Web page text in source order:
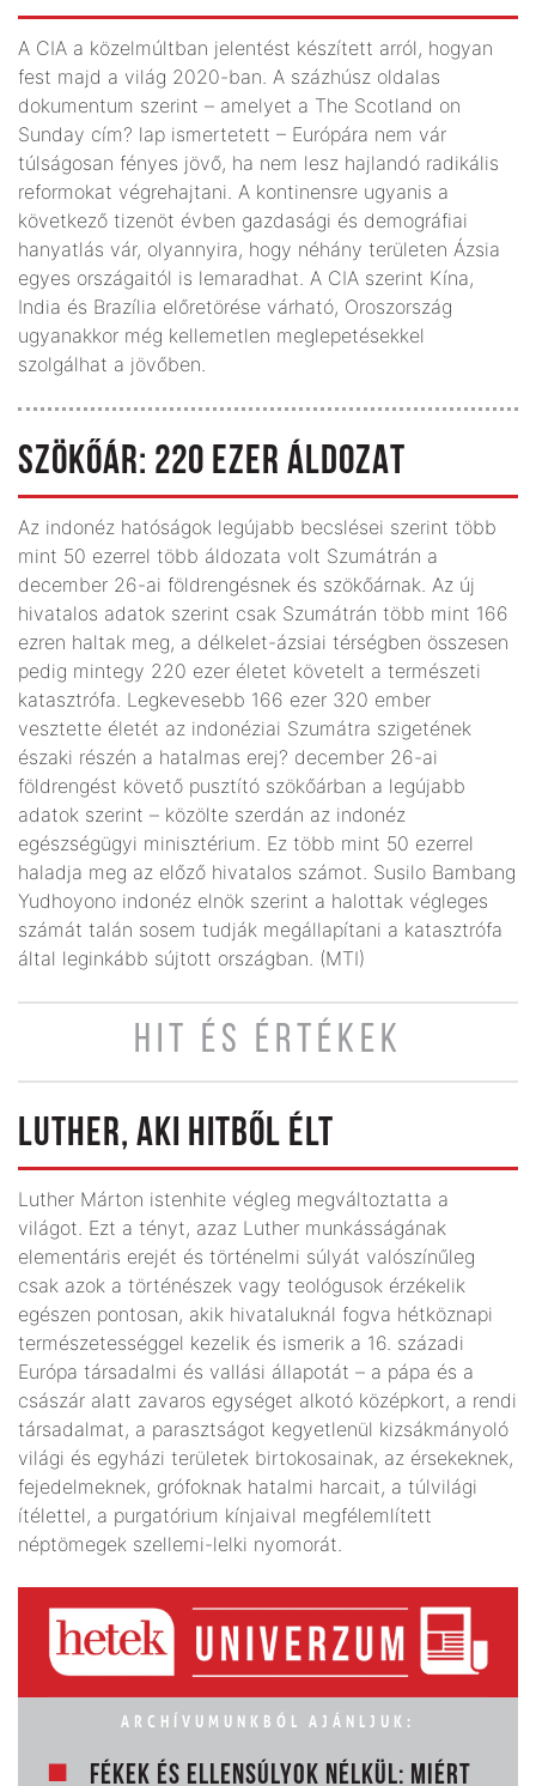
A CIA a közelmúltban jelentést készített arról, hogyan
fest majd a világ 2020-ban. A százhúsz oldalas
dokumentum szerint – amelyet a The Scotland on
Sunday cím? lap ismertetett – Európára nem vár
túlságosan fényes jövő, ha nem lesz hajlandó radikális
reformokat végrehajtani. A kontinensre ugyanis a
következő tizenöt évben gazdasági és demográfiai
hanyatlás vár, olyannyira, hogy néhány területen Ázsia
egyes országaitól is lemaradhat. A CIA szerint Kína,
India és Brazília előretörése várható, Oroszország
ugyanakkor még kellemetlen meglepetésekkel
szolgálhat a jövőben.
SZÖKŐÁR: 220 EZER ÁLDOZAT
Az indonéz hatóságok legújabb becslései szerint több
mint 50 ezerrel több áldozata volt Szumátrán a
december 26-ai földrengésnek és szökőárnak. Az új
hivatalos adatok szerint csak Szumátrán több mint 166
ezren haltak meg, a délkelet-ázsiai térségben összesen
pedig mintegy 220 ezer életet követelt a természeti
katasztrófa. Legkevesebb 166 ezer 320 ember
vesztette életét az indonéziai Szumátra szigetének
északi részén a hatalmas erej? december 26-ai
földrengést követő pusztító szökőárban a legújabb
adatok szerint – közölte szerdán az indonéz
egészségügyi minisztérium. Ez több mint 50 ezerrel
haladja meg az előző hivatalos számot. Susilo Bambang
Yudhoyono indonéz elnök szerint a halottak végleges
számát talán sosem tudják megállapítani a katasztrófa
által leginkább sújtott országban. (MTI)
HIT ÉS ÉRTÉKEK
LUTHER, AKI HITBŐL ÉLT
Luther Márton istenhite végleg megváltoztatta a
világot. Ezt a tényt, azaz Luther munkásságának
elementáris erejét és történelmi súlyát valószínűleg
csak azok a történészek vagy teológusok érzékelik
egészen pontosan, akik hivataluknál fogva hétköznapi
természetességgel kezelik és ismerik a 16. századi
Európa társadalmi és vallási állapotát – a pápa és a
császár alatt zavaros egységet alkotó középkort, a rendi
társadalmat, a parasztságot kegyetlenül kizsákmányoló
világi és egyházi területek birtokosainak, az érsekeknek,
fejedelmeknek, grófoknak hatalmi harcait, a túlvilági
ítélettel, a purgatórium kínjaival megfélemlített
néptömegek szellemi-lelki nyomorát.
ARCHÍVUMUNKBÓL AJÁNLJUK:
FÉKEK ÉS ELLENSÚLYOK NÉLKÜL: MIÉRT